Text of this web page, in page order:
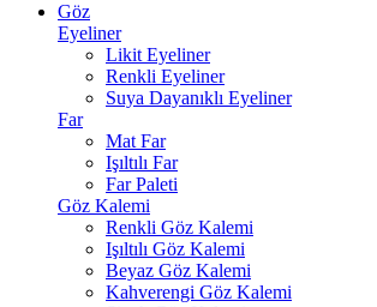
Göz
Eyeliner
Likit Eyeliner
Renkli Eyeliner
Suya Dayanıklı Eyeliner
Far
Mat Far
Işıltılı Far
Far Paleti
Göz Kalemi
Renkli Göz Kalemi
Işıltılı Göz Kalemi
Beyaz Göz Kalemi
Kahverengi Göz Kalemi